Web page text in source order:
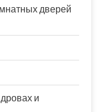
дверей
и